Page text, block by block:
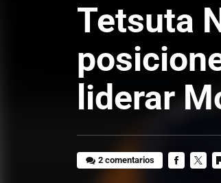
Tetsuta
liderar
2 comentarios